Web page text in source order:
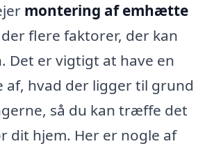
montering af emhætte
flere faktorer, der kan
Det er vigtigt at have en
af, hvad der ligger til grund
så du kan træffe det
dit hjem. Her er nogle af